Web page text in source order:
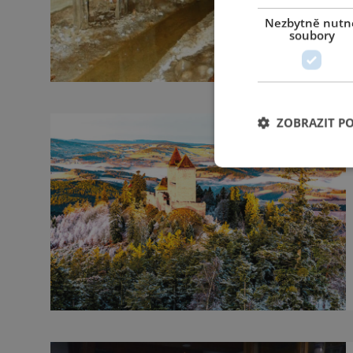
Nezbytně
soubory
ZOBRAZIT